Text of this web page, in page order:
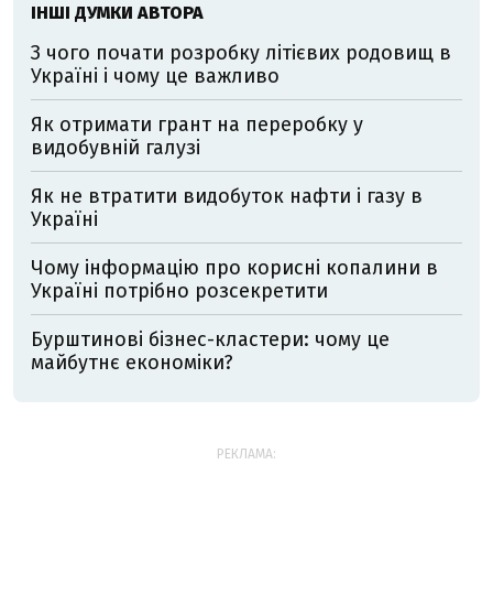
ІНШІ ДУМКИ АВТОРА
З чого почати розробку літієвих родовищ в
Україні і чому це важливо
Як отримати грант на переробку у
видобувній галузі
Як не втратити видобуток нафти і газу в
Україні
Чому інформацію про корисні копалини в
Україні потрібно розсекретити
Бурштинові бізнес-кластери: чому це
майбутнє економіки?
РЕКЛАМА: